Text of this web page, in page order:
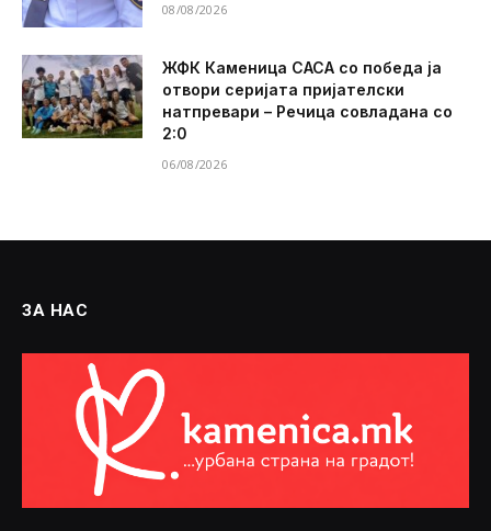
08/08/2026
ЖФК Каменица САСА со победа ја
отвори серијата пријателски
натпревари – Речица совладана со
2:0
06/08/2026
ЗА НАС